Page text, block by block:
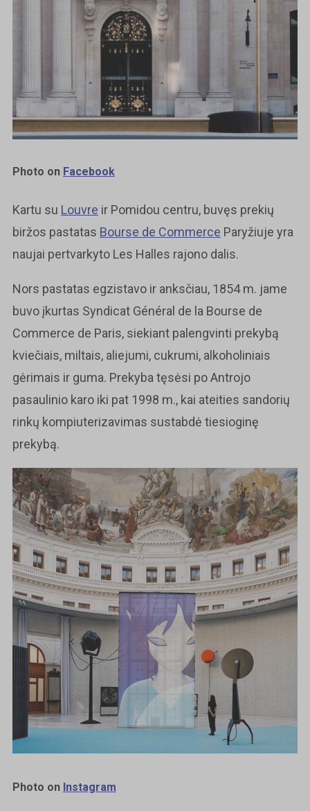
Photo on Facebook
Kartu su Louvre ir Pomidou centru, buvęs prekių
biržos pastatas Bourse de Commerce Paryžiuje yra
naujai pertvarkyto Les Halles rajono dalis.
Nors pastatas egzistavo ir anksčiau, 1854 m. jame
buvo įkurtas Syndicat Général de la Bourse de
Commerce de Paris, siekiant palengvinti prekybą
kviečiais, miltais, aliejumi, cukrumi, alkoholiniais
gėrimais ir guma. Prekyba tęsėsi po Antrojo
pasaulinio karo iki pat 1998 m., kai ateities sandorių
rinkų kompiuterizavimas sustabdė tiesioginę
prekybą.
Photo on Instagram